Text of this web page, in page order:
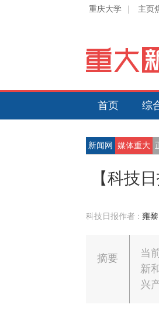
重庆大学 | 主页
首页 综
新闻网 媒体重大
【科技
科技日报作者 : 雍黎
摘要
当
新
兴